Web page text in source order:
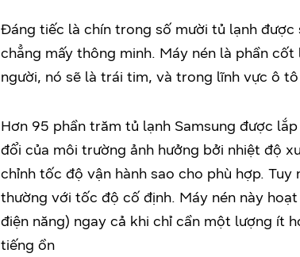
Đáng tiếc là chín trong số mười tủ lạnh được
chẳng mấy thông minh. Máy nén là phần
người, nó sẽ là trái tim, và trong lĩnh vực ô
Hơn 95 phần trăm tủ lạnh Samsung được
đổi của môi trường ảnh hưởng bởi nhiệt độ
chỉnh tốc độ vận hành sao cho phù hợp.
thường với tốc độ cố định. Máy nén này
điện năng) ngay cả khi chỉ cần một lượng ít
tiếng ồn